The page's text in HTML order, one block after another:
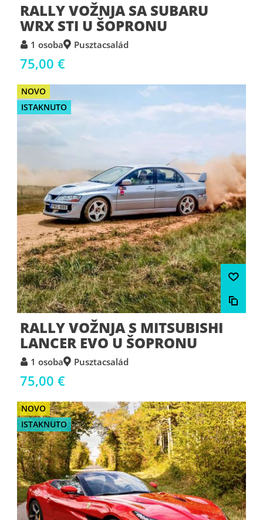
RALLY VOŽNJA SA SUBARU
WRX STI U ŠOPRONU
1 osoba Pusztacsalád
75,00 €
NOVO
ISTAKNUTO
RALLY VOŽNJA S MITSUBISHI
LANCER EVO U ŠOPRONU
1 osoba Pusztacsalád
75,00 €
NOVO
ISTAKNUTO